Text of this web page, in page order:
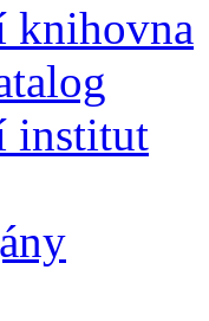
knihovna
institut